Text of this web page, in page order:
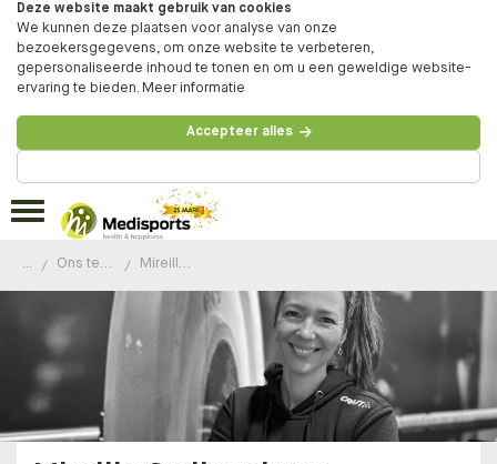
Deze website maakt gebruik van cookies
We kunnen deze plaatsen voor analyse van onze
bezoekersgegevens, om onze website te verbeteren,
gepersonaliseerde inhoud te tonen en om u een geweldige website-
ervaring te bieden. Meer informatie
Accepteer alles
... Ons team Mireille Swijnenburg